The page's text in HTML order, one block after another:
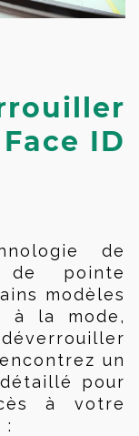
ID
de
de pointe
modèles
à la mode,
un
pour
à votre
: